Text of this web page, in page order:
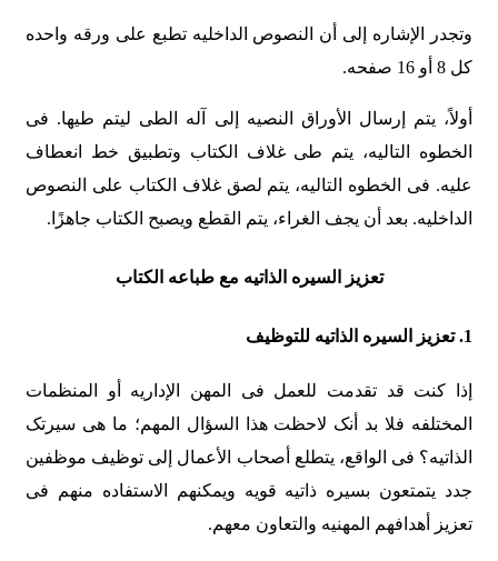
وتجدر الإشاره إلى أن النصوص الداخلیه تطبع على ورقه واحده
کل 8 أو 16 صفحه.
أولاً، یتم إرسال الأوراق النصیه إلى آله الطی لیتم طیها. فی
الخطوه التالیه، یتم طی غلاف الکتاب وتطبیق خط انعطاف
علیه. فی الخطوه التالیه، یتم لصق غلاف الکتاب على النصوص
الداخلیه. بعد أن یجف الغراء، یتم القطع ویصبح الکتاب جاهزًا.
تعزیز السیره الذاتیه مع طباعه الکتاب
1. تعزیز السیره الذاتیه للتوظیف
إذا کنت قد تقدمت للعمل فی المهن الإداریه أو المنظمات
المختلفه فلا بد أنک لاحظت هذا السؤال المهم؛ ما هی سیرتک
الذاتیه؟ فی الواقع، یتطلع أصحاب الأعمال إلى توظیف موظفین
جدد یتمتعون بسیره ذاتیه قویه ویمکنهم الاستفاده منهم فی
تعزیز أهدافهم المهنیه والتعاون معهم.